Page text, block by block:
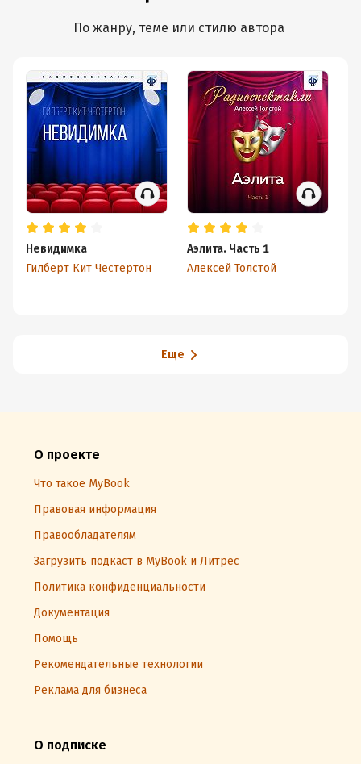
По жанру, теме или стилю автора
Невидимка
Гилберт Кит Честертон
Аэлита. Часть 1
Алексей Толстой
Еще
О проекте
Что такое MyBook
Правовая информация
Правообладателям
Загрузить подкаст в MyBook и Литрес
Политика конфиденциальности
Документация
Помощь
Рекомендательные технологии
Реклама для бизнеса
О подписке